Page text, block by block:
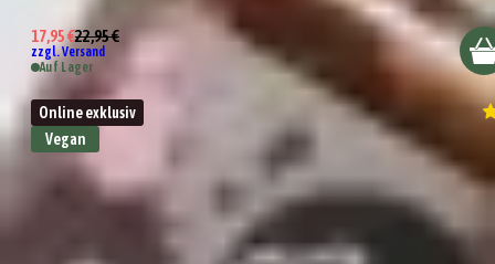
Wundertüte Männerfrühstück
17,95 €22,95 €
zzgl. Versand
Auf Lager
Online exklusiv
Vegan